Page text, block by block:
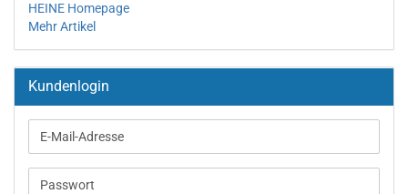
HEINE Homepage
Mehr Artikel
Kundenlogin
E-
Mail-
Adresse
Passwort